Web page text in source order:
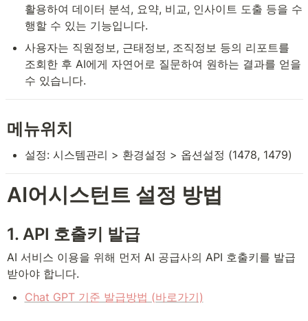
활용하여 데이터 분석, 요약, 비교, 인사이트 도출 등을 수
행할 수 있는 기능입니다.
사용자는 직원정보, 근태정보, 조직정보 등의 리포트를
조회한 후 AI에게 자연어로 질문하여 원하는 결과를 얻을
수 있습니다.
메뉴위치
설정: 시스템관리 > 환경설정 > 옵션설정 (1478, 1479)
AI어시스턴트 설정 방법
1. API 호출키 발급
AI 서비스 이용을 위해 먼저 AI 공급사의 API 호출키를 발급
받아야 합니다.
Chat GPT 기준 발급방법 (바로가기)